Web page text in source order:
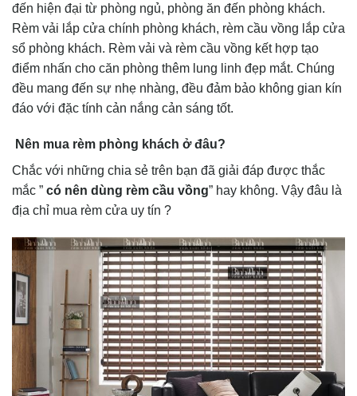
đến hiện đại từ phòng ngủ, phòng ăn đến phòng khách.
Rèm vải lắp cửa chính phòng khách, rèm cầu vồng lắp cửa
sổ phòng khách. Rèm vải và rèm cầu vồng kết hợp tạo
điểm nhấn cho căn phòng thêm lung linh đẹp mắt. Chúng
đều mang đến sự nhẹ nhàng, đều đảm bảo không gian kín
đáo với đặc tính cản nắng cản sáng tốt.
Nên mua rèm phòng khách ở đâu?
Chắc với những chia sẻ trên bạn đã giải đáp được thắc
mắc ” có nên dùng rèm cầu vồng” hay không. Vậy đâu là
địa chỉ mua rèm cửa uy tín ?